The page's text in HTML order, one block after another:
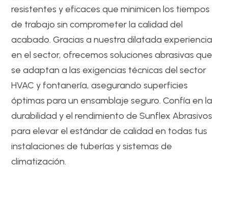
resistentes y eficaces que minimicen los tiempos
de trabajo sin comprometer la calidad del
acabado. Gracias a nuestra dilatada experiencia
en el sector, ofrecemos soluciones abrasivas que
se adaptan a las exigencias técnicas del sector
HVAC y fontanería, asegurando superficies
óptimas para un ensamblaje seguro. Confía en la
durabilidad y el rendimiento de Sunflex Abrasivos
para elevar el estándar de calidad en todas tus
instalaciones de tuberías y sistemas de
climatización.